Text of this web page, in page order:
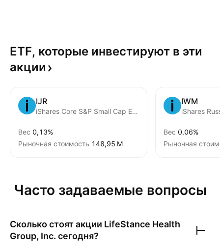
ETF, которые инвестируют в эти
акции
IJR
iShares Core S&P Small Cap ETF
Вес 0,13%
Рыночная стоимость ‪148,95 M‬
IWM
iShares
Вес 0,06%
Рыночная
Часто задаваемые вопросы
Сколько стоят акции LifeStance Health
Group, Inc. сегодня?